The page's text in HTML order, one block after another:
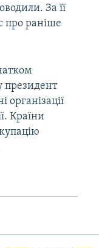
За її
про раніше
президент
Країни